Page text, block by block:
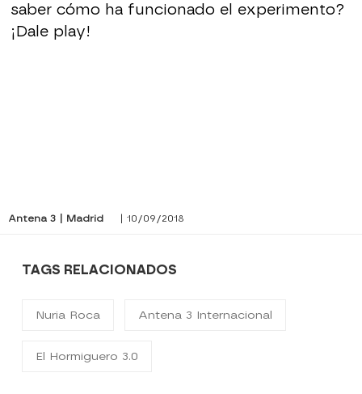
saber cómo ha funcionado el experimento?
¡Dale play!
Antena 3 | Madrid | 10/09/2018
TAGS RELACIONADOS
Nuria Roca Antena 3 Internacional
El Hormiguero 3.0